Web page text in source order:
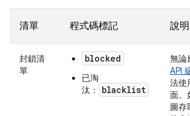
清單 程式碼標記 說明
封鎖清
單
blocked
已淘
汰：
blacklist
無論
API
法使
面。
圖存